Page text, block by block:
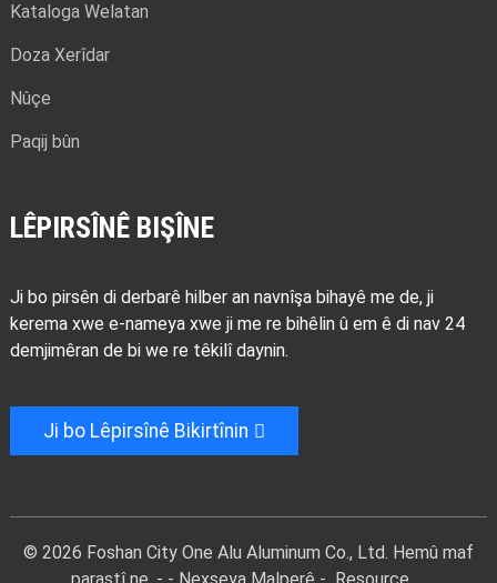
Kataloga Welatan
Doza Xerîdar
Nûçe
Paqij bûn
LÊPIRSÎNÊ BIŞÎNE
Ji bo pirsên di derbarê hilber an navnîşa bihayê me de, ji
kerema xwe e-nameya xwe ji me re bihêlin û em ê di nav 24
demjimêran de bi we re têkilî daynin.
Ji bo Lêpirsînê Bikirtînin
© 2026 Foshan City One Alu Aluminum Co., Ltd. Hemû maf